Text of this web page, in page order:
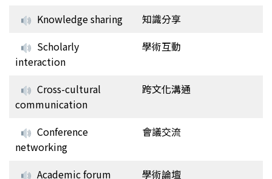
Knowledge sharing
知識分享
Scholarly
interaction
學術互動
Cross-cultural
communication
跨文化溝通
Conference
networking
會議交流
Academic forum 學術論壇